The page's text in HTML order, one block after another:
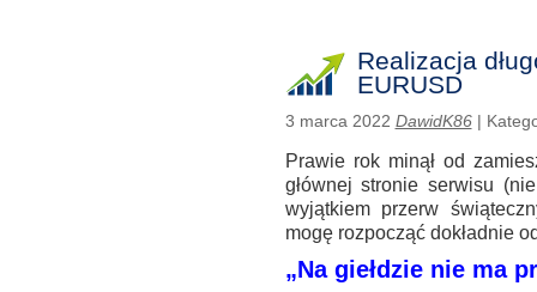
Realizacja
EURUSD
3 marca 2022 DawidK86|
Prawie rok minął od
głównej stronie serwisu
wyjątkiem przerw
mogę rozpocząć dokładnie
„Na giełdzie nie ma